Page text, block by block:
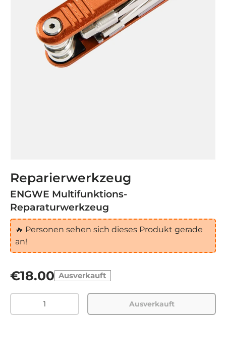
Reparierwerkzeug
ENGWE Multifunktions-
Reparaturwerkzeug
🔥 Personen sehen sich dieses Produkt gerade
an!
€18.00 Ausverkauft
Menge
Ausverkauft